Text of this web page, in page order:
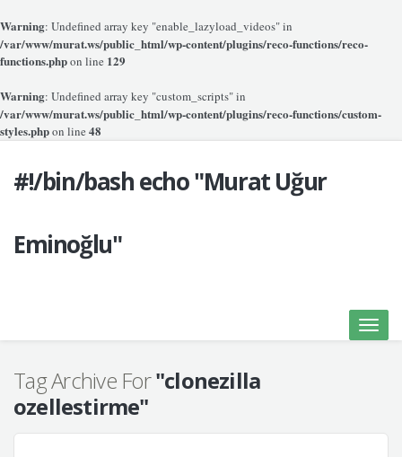
Warning: Undefined array key "enable_lazyload_videos" in
/var/www/murat.ws/public_html/wp-content/plugins/reco-functions/reco-
functions.phpon line 129
Warning: Undefined array key "custom_scripts" in
/var/www/murat.ws/public_html/wp-content/plugins/reco-functions/custom-
styles.phpon line 48
#!/bin/bash echo "Murat Uğur
Eminoğlu"
Toggle
Tag Archive For"clonezilla
ozellestirme"